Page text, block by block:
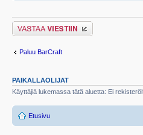
Lähetä vastaus
Paluu BarCraft
PAIKALLAOLIJAT
Käyttäjiä lukemassa tätä aluetta: Ei
Etusivu